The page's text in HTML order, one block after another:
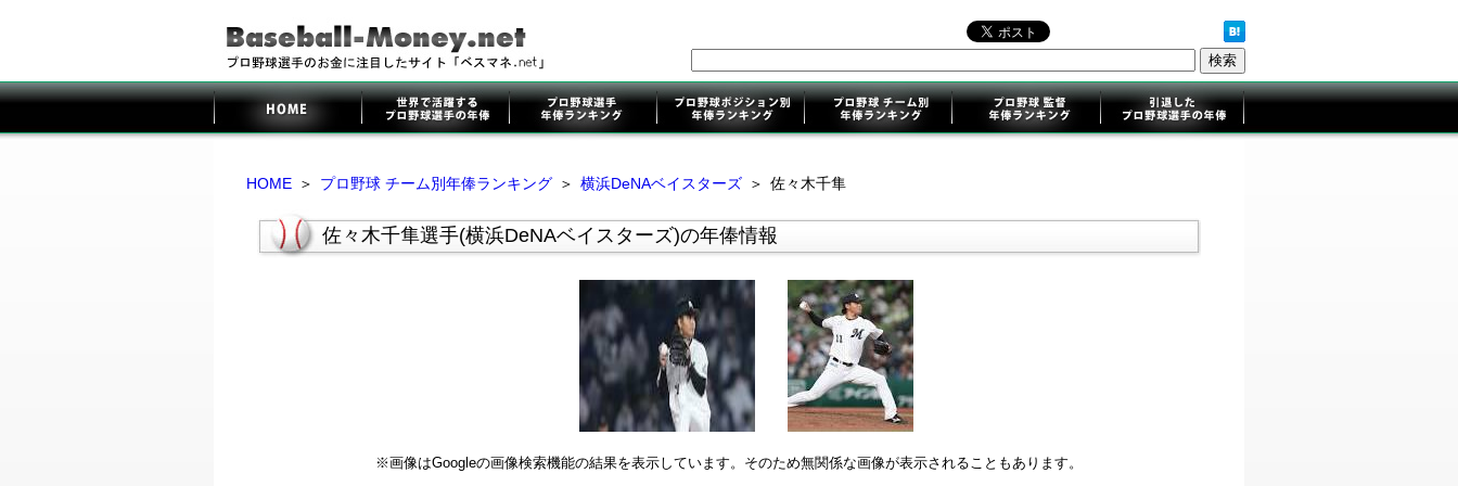
HOME ＞ プロ野球 チーム別年俸ランキング ＞ 横浜DeNAベイスターズ ＞ 佐々木千隼
佐々木千隼選手(横浜DeNAベイスターズ)の年俸情報
※画像はGoogleの画像検索機能の結果を表示しています。そのため無関係な画像が表示されることもあります。